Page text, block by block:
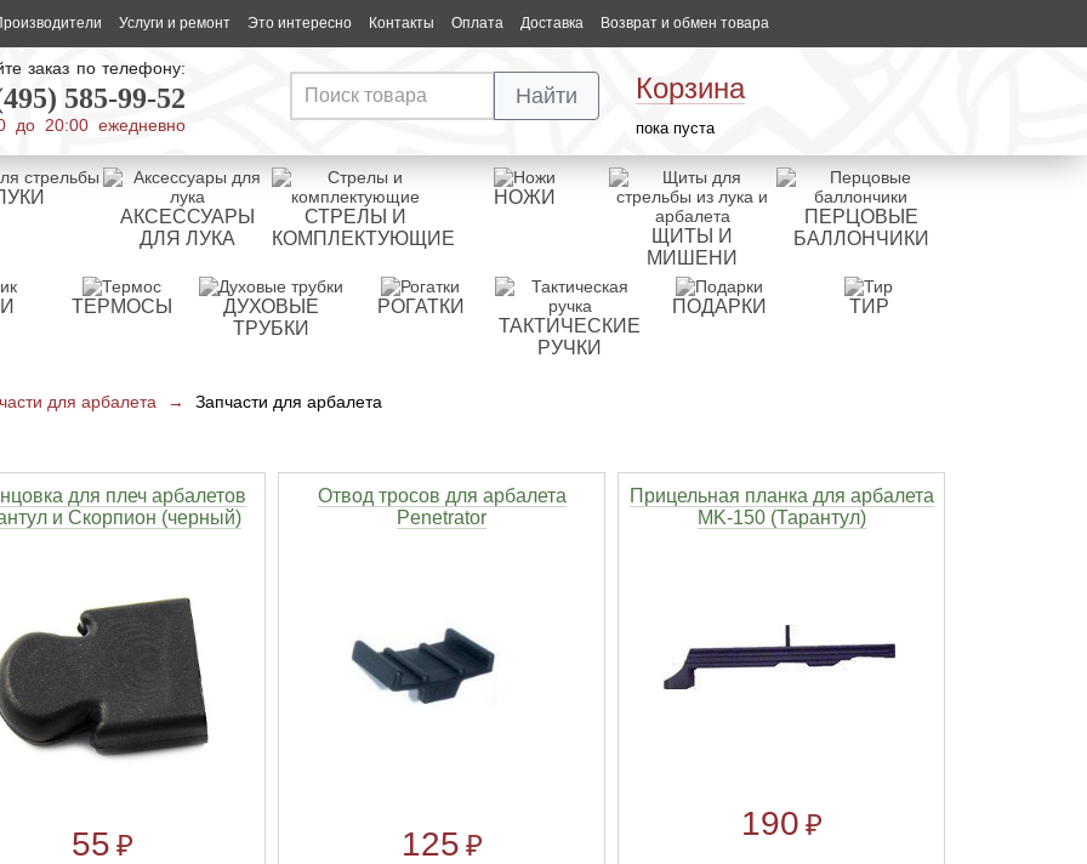
Услуги и ремонт Это интересно Контакты Оплата Доставка Возврат и обмен товара
заказ по телефону:
585-99-52
до 20:00 ежедневно
Корзина
пока пуста
Найти
АКСЕССУАРЫ
ДЛЯ ЛУКА
СТРЕЛЫ И
КОМПЛЕКТУЮЩИЕ
НОЖИ
ЩИТЫ И
МИШЕНИ
ПЕРЦОВЫЕ
БАЛЛОНЧИКИ
ТЕРМОСЫ
ДУХОВЫЕ
ТРУБКИ
РОГАТКИ
ТАКТИЧЕСКИЕ
РУЧКИ
ПОДАРКИ ТИР
для арбалета → Запчасти для арбалета
для плеч арбалетов
и Скорпион (черный)
55 ₽
Отвод тросов для арбалета
Penetrator
125 ₽
Прицельная планка для арбалета
MK-150 (Тарантул)
190 ₽